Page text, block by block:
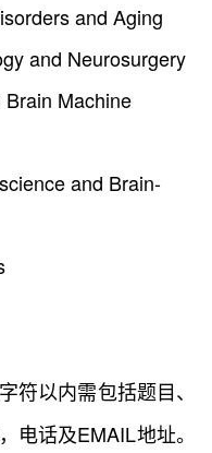
and Aging
and Neurosurgery
Machine
and Brain-
符以内需包括题目、
电话及EMAIL地址。